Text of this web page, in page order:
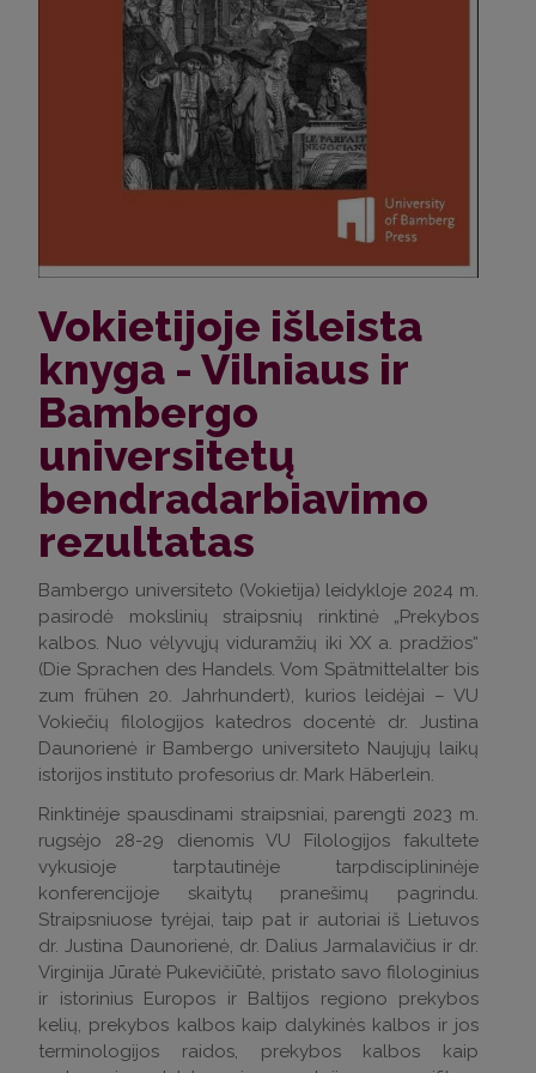
Vokietijoje išleista
knyga - Vilniaus ir
Bambergo
universitetų
bendradarbiavimo
rezultatas
Bambergo universiteto (Vokietija) leidykloje 2024 m.
pasirodė mokslinių straipsnių rinktinė „Prekybos
kalbos. Nuo vėlyvųjų viduramžių iki XX a. pradžios“
(Die Sprachen des Handels. Vom Spätmittelalter bis
zum frühen 20. Jahrhundert), kurios leidėjai – VU
Vokiečių filologijos katedros docentė dr. Justina
Daunorienė ir Bambergo universiteto Naujųjų laikų
istorijos instituto profesorius dr. Mark Häberlein.
Rinktinėje spausdinami straipsniai, parengti 2023 m.
rugsėjo 28-29 dienomis VU Filologijos fakultete
vykusioje tarptautinėje tarpdisciplininėje
konferencijoje skaitytų pranešimų pagrindu.
Straipsniuose tyrėjai, taip pat ir autoriai iš Lietuvos
dr. Justina Daunorienė, dr. Dalius Jarmalavičius ir dr.
Virginija Jūratė Pukevičiūtė, pristato savo filologinius
ir istorinius Europos ir Baltijos regiono prekybos
kelių, prekybos kalbos kaip dalykinės kalbos ir jos
terminologijos raidos, prekybos kalbos kaip